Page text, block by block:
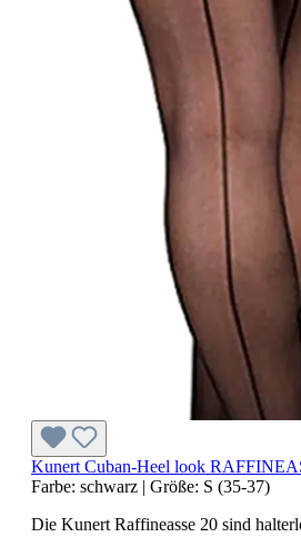
Kunert Cuban-Heel look
Farbe: schwarz | Größe: S (35-37)
Die Kunert Raffineasse 20 sind